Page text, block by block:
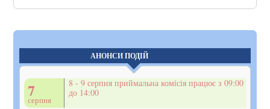
АНОНСИ ПОДІЙ
7
серпня
8 - 9 серпня приймальна комісія працює з 09:00
до 14:00